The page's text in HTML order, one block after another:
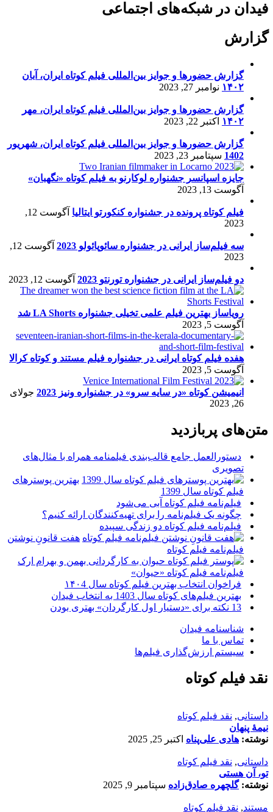
فیدان در شبکه‌های اجتماعی
گزارش
گزارش حضورها و جوایز بین‌المللی فیلم کوتاه ایران، آبان
۱۴۰۲ نوامبر 27, 2023
گزارش حضورها و جوایز بین‌المللی فیلم کوتاه ایران، مهر
۱۴۰۲ اکتبر 22, 2023
گزارش حضورها و جوایز بین‌المللی فیلم کوتاه ایران، شهریور
1402 سپتامبر 23, 2023
جایزه اسپانسر جشنواره لوکارنو به فیلم کوتاه «نگهبان»
آگوست 13, 2023
فیلم کوتاه پرونده در جشنواره کنکورتو ایتالیا
آگوست 12,
2023
سه فیلم‌ساز ایرانی در جشنواره سائوپائولو 2023
آگوست 12,
2023
دو فیلم‌ساز ایرانی در جشنواره تورنتو 2023 آگوست 12, 2023
رویاساز بهترین فیلم علمی تخیلی جشنواره LA Shorts شد
آگوست 5, 2023
هفده فیلم کوتاه ایرانی در جشنواره فیلم مستند و کوتاه کرالا
آگوست 5, 2023
انیمیشن کوتاه «در سایه سرو» در جشنواره ونیز 2023
جولای
26, 2023
متن‌های پربازدید
دستورالعمل جامع قالب‌بندی فیلمنامه همراه با مثال‌های
تصویری
بهترین پوسترهای
فیلم کوتاه سال 1399
فیلم‌نامه فیلم کوتاه آبی می‌شود
چگونه یک فیلم‌نامه را برای تهیه‌کنندگان ارائه کنیم؟
فیلم‌نامه فیلم کوتاه دو زندگی سپیده
هفت قانونِ نوشتن
فیلم‌نامه فیلم کوتاه
فیلم‌نامه فیلم کوتاه «حیوان»
فراخوان انتخاب بهترین فیلم کوتاه سال ۱۴۰4
بهترین فیلم‌های کوتاه سال 1403 به انتخاب فیدان
13 نکته برای «دستیار اول کارگردان» بهتری بودن
شناسنامه فیدان
تماس با ما
سیستم ارزش‌گذاری فیلم‌ها
نقد فیلم کوتاه
داستانی, نقد فیلم کوتاه
نیمۀ پنهان
نوشته: هادی علی‌پناه اکتبر 25, 2025
داستانی, نقد فیلم کوتاه
تو، آن هستی
نوشته:گلچهره صادق‌زاده سپتامبر 9, 2025
مستند, نقد فیلم کوتاه